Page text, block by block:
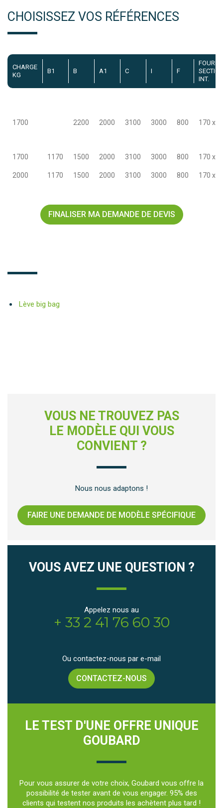
CHOISISSEZ VOS RÉFÉRENCES
CHARGE
KG
B1 B A1 C I F
INT.
1700 2200 2000 3100 3000 800 170 x
1700 1170 1500 2000 3100 3000 800 170 x
2000 1170 1500 2000 3100 3000 800 170 x
FINALISER MA DEMANDE DE DEVIS
Lève big bag
VOUS NE TROUVEZ PAS
LE MODÈLE QUI VOUS
CONVIENT ?
Nous nous adaptons !
FAIRE UNE DEMANDE DE MODÈLE SPÉCIFIQUE
VOUS AVEZ UNE QUESTION ?
Appelez nous au
+ 33 2 41 76 60 30
Ou contactez-nous par e-mail
CONTACTEZ-NOUS
LE TEST D'UNE OFFRE UNIQUE
GOUBARD
Pour vous assurer de votre choix, Goubard vous offre la
possibilité de tester avant de vous engager. 95% des
clients qui testent nos produits les achètent plus tard !